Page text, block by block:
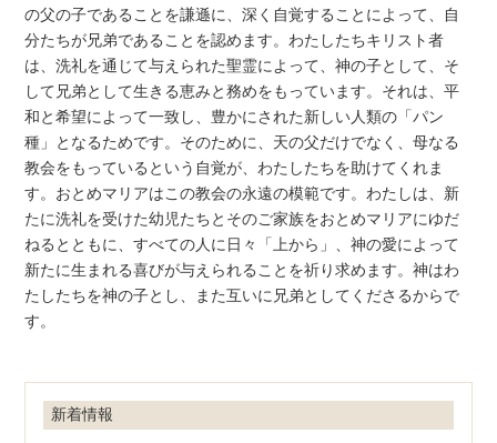
の父の子であることを謙遜に、深く自覚することによって、自
分たちが兄弟であることを認めます。わたしたちキリスト者
は、洗礼を通じて与えられた聖霊によって、神の子として、そ
して兄弟として生きる恵みと務めをもっています。それは、平
和と希望によって一致し、豊かにされた新しい人類の「パン
種」となるためです。そのために、天の父だけでなく、母なる
教会をもっているという自覚が、わたしたちを助けてくれま
す。おとめマリアはこの教会の永遠の模範です。わたしは、新
たに洗礼を受けた幼児たちとそのご家族をおとめマリアにゆだ
ねるとともに、すべての人に日々「上から」、神の愛によって
新たに生まれる喜びが与えられることを祈り求めます。神はわ
たしたちを神の子とし、また互いに兄弟としてくださるからで
す。
新着情報